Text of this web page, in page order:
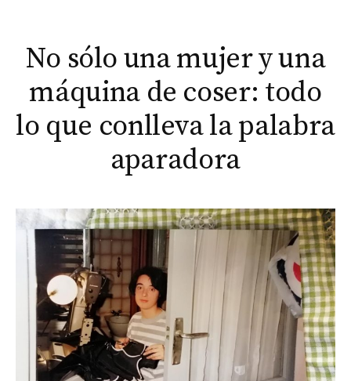
No sólo una mujer y una
máquina de coser: todo
lo que conlleva la palabra
aparadora